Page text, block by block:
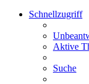
Schnellzugriff
Aktive
Suche